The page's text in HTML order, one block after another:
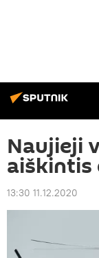
Naujieji
aiškintis
13:30 11.12.2020